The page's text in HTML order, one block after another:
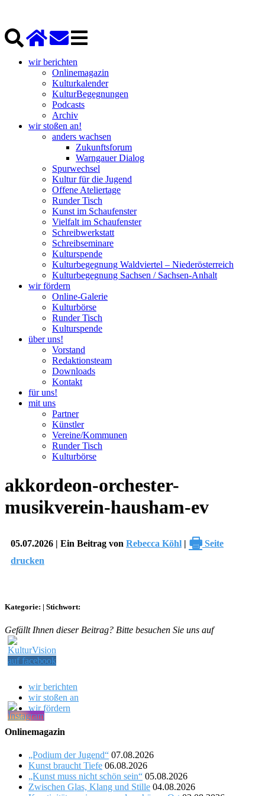
wir berichten
Onlinemagazin
Kulturkalender
KulturBegegnungen
Podcasts
Archiv
wir stoßen an!
anders wachsen
Zukunftsforum
Warngauer Dialog
Spurwechsel
Kultur für die Jugend
Offene Ateliertage
Runder Tisch
Kunst im Schaufenster
Vielfalt im Schaufenster
Schreibwerkstatt
Schreibseminare
Kulturspende
Kulturbegegnung Waldviertel – Niederösterreich
Kulturbegegnung Sachsen / Sachsen-Anhalt
wir fördern
Online-Galerie
Kulturbörse
Runder Tisch
Kulturspende
über uns!
Vorstand
Redaktionsteam
Downloads
Kontakt
für uns!
mit uns
Partner
Künstler
Vereine/Kommunen
Runder Tisch
Kulturbörse
akkordeon-orchester-
musikverein-hausham-ev
05.07.2026 | Ein Beitrag von Rebecca Köhl | 🖶 Seite
drucken
Kategorie: | Stichwort:
Gefällt Ihnen dieser Beitrag? Bitte besuchen Sie uns auf
wir berichten
wir stoßen an
wir fördern
Onlinemagazin
„Podium der Jugend“ 07.08.2026
Kunst braucht Tiefe 06.08.2026
„Kunst muss nicht schön sein“ 05.08.2026
Zwischen Glas, Klang und Stille 04.08.2026